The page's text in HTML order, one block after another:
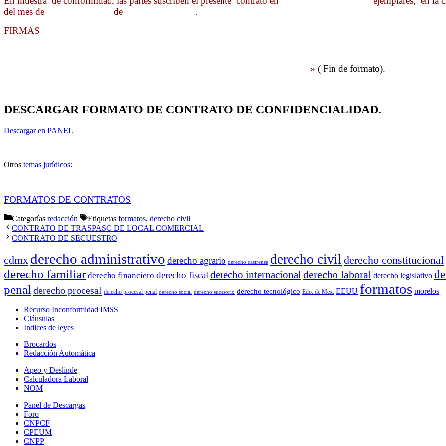
del mes de _____________ de ______________.
FIRMAS
________________________ _________________________» ( Fin de formato).
DESCARGAR FORMATO DE CONTRATO DE CONFIDENCIALIDAD.
Descargar en PANEL
Otros temas jurídicos:
FORMATOS DE CONTRATOS
Categorías redacción Etiquetas formatos, derecho civil
CONTRATO DE TRASPASO DE LOCAL COMERCIAL
CONTRATO DE SECUESTRO
cdmx derecho administrativo derecho agrario derecho castrense derecho civil derecho constitucional
derecho familiar derecho financiero derecho fiscal derecho internacionalderecho laboral derecho legislativo
penal derecho procesal derecho procesal penal derecho social derecho sucesorio derecho tecnológico Edo. de Mex. EEUU formatos morelos
Recurso Inconformidad IMSS
Cláusulas
Indices de leyes
Brocardos
Redacción Automática
Apeo y Deslinde
Calculadora Laboral
NOM
Panel de Descargas
Foro
CNPCF
CPEUM
CNPP